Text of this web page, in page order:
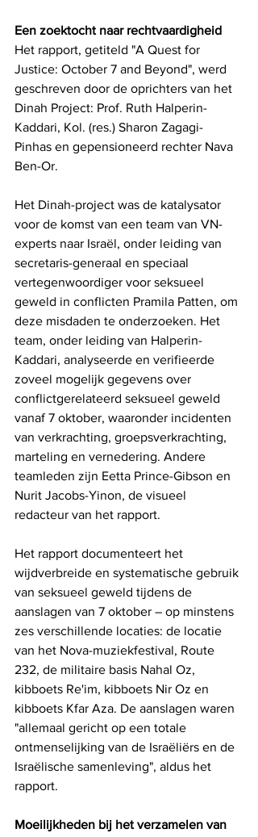
Een zoektocht naar rechtvaardigheid
Het rapport, getiteld "A Quest for
Justice: October 7 and Beyond", werd
geschreven door de oprichters van het
Dinah Project: Prof. Ruth Halperin-
Kaddari, Kol. (res.) Sharon Zagagi-
Pinhas en gepensioneerd rechter Nava
Ben-Or.
Het Dinah-project was de katalysator
voor de komst van een team van VN-
experts naar Israël, onder leiding van
secretaris-generaal en speciaal
vertegenwoordiger voor seksueel
geweld in conflicten Pramila Patten, om
deze misdaden te onderzoeken. Het
team, onder leiding van Halperin-
Kaddari, analyseerde en verifieerde
zoveel mogelijk gegevens over
conflictgerelateerd seksueel geweld
vanaf 7 oktober, waaronder incidenten
van verkrachting, groepsverkrachting,
marteling en vernedering. Andere
teamleden zijn Eetta Prince-Gibson en
Nurit Jacobs-Yinon, de visueel
redacteur van het rapport.
Het rapport documenteert het
wijdverbreide en systematische gebruik
van seksueel geweld tijdens de
aanslagen van 7 oktober – op minstens
zes verschillende locaties: de locatie
van het Nova-muziekfestival, Route
232, de militaire basis Nahal Oz,
kibboets Re'im, kibboets Nir Oz en
kibboets Kfar Aza. De aanslagen waren
"allemaal gericht op een totale
ontmenselijking van de Israëliërs en de
Israëlische samenleving", aldus het
rapport.
Moeilijkheden bij het verzamelen van